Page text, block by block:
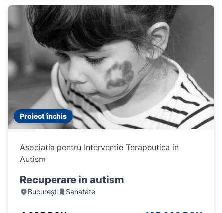
Proiect închis
Asociatia pentru Interventie Terapeutica in
Autism
Recuperare in autism
București Sanatate